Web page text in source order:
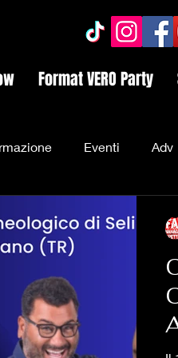
Format VERO Party
Eventi Adv
Ilary Blasi Eros
Fedez divorzio